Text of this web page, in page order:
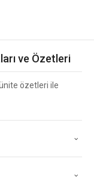
ve Özetleri
özetleri ile